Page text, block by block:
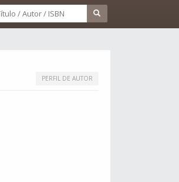
PERFIL DE AUTOR